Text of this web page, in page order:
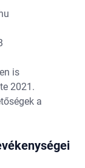
is
2021.
a